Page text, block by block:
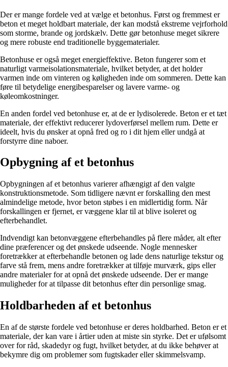
Der er mange fordele ved at vælge et betonhus. Først og fremmest er
beton et meget holdbart materiale, der kan modstå ekstreme vejrforhold
som storme, brande og jordskælv. Dette gør betonhuse meget sikrere
og mere robuste end traditionelle byggematerialer.
Betonhuse er også meget energieffektive. Beton fungerer som et
naturligt varmeisolationsmateriale, hvilket betyder, at det holder
varmen inde om vinteren og køligheden inde om sommeren. Dette kan
føre til betydelige energibesparelser og lavere varme- og
køleomkostninger.
En anden fordel ved betonhuse er, at de er lydisolerede. Beton er et tæt
materiale, der effektivt reducerer lydoverførsel mellem rum. Dette er
ideelt, hvis du ønsker at opnå fred og ro i dit hjem eller undgå at
forstyrre dine naboer.
Opbygning af et betonhus
Opbygningen af et betonhus varierer afhængigt af den valgte
konstruktionsmetode. Som tidligere nævnt er forskalling den mest
almindelige metode, hvor beton støbes i en midlertidig form. Når
forskallingen er fjernet, er væggene klar til at blive isoleret og
efterbehandlet.
Indvendigt kan betonvæggene efterbehandles på flere måder, alt efter
dine præferencer og det ønskede udseende. Nogle mennesker
foretrækker at efterbehandle betonen og lade dens naturlige tekstur og
farve stå frem, mens andre foretrækker at tilføje murværk, gips eller
andre materialer for at opnå det ønskede udseende. Der er mange
muligheder for at tilpasse dit betonhus efter din personlige smag.
Holdbarheden af et betonhus
En af de største fordele ved betonhuse er deres holdbarhed. Beton er et
materiale, der kan vare i årtier uden at miste sin styrke. Det er ufølsomt
over for råd, skadedyr og fugt, hvilket betyder, at du ikke behøver at
bekymre dig om problemer som fugtskader eller skimmelsvamp.